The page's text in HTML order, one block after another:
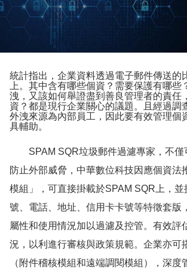
統計指出，企業資料透過電子郵件傳送的
上。其中含有哪些個資？需要保護有哪些
洩，又該如何舉證盡到善良管理者的責任
資？都是現行企業關心的議題。且經過調
外洩來源為內部員工，因此要有效管理個
具輔助。
SPAM SQR垃圾郵件過濾專家，不
防止外部威脅，中華數位科技因應個資法
模組」，可直接掛載於SPAM SQR 上，
號、電話、地址、信用卡卡號等特徵套版
屬性和使用情況加以過濾及控管。有效評
況，以利進行審核與政策規範。企業亦可
（附件稽核模組和遠端調閱模組），深度